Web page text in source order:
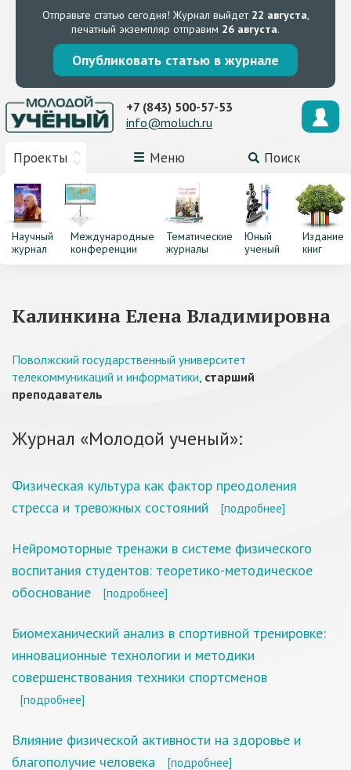
Отправьте статью сегодня! Журнал выйдет 22 августа,
печатный экземпляр отправим 26 августа.
Опубликовать статью в журнале
Проекты Меню Поиск
+7 (843) 500-57-53
info@moluch.ru
Научный
журнал
Международные
конференции
Тематические
журналы
Юный
ученый
Издание
книг
Калинкина Елена Владимировна
Поволжский государственный университет
телекоммуникаций и информатики, старший
преподаватель
Журнал «Молодой ученый»:
Физическая культура как фактор преодоления
стресса и тревожных состояний
[подробнее]
Нейромоторные тренажи в системе физического
воспитания студентов: теоретико-методическое
обоснование
[подробнее]
Биомеханический анализ в спортивной тренировке:
инновационные технологии и методики
совершенствования техники спортсменов
[подробнее]
Влияние физической активности на здоровье и
благополучие человека
[подробнее]